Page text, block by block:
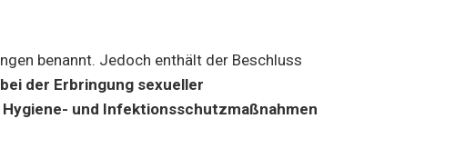
benannt. Jedoch enthält der Beschluss
der Erbringung sexueller
und Infektionsschutzmaßnahmen